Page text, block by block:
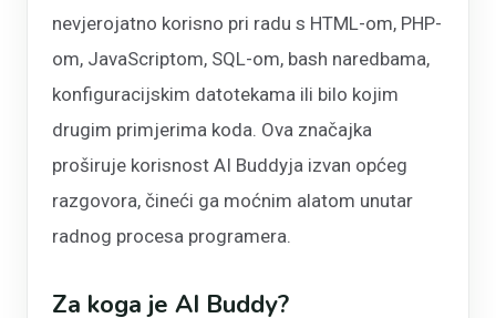
nevjerojatno korisno pri radu s HTML-om, PHP-
om, JavaScriptom, SQL-om, bash naredbama,
konfiguracijskim datotekama ili bilo kojim
drugim primjerima koda. Ova značajka
proširuje korisnost AI Buddyja izvan općeg
razgovora, čineći ga moćnim alatom unutar
radnog procesa programera.
Za koga je AI Buddy?